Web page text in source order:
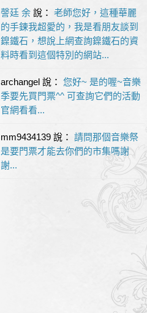
謦廷 余說： 老師您好，這種華麗
的手鍊我超愛的，我是看朋友談到
鎳鐵石，想說上網查詢鎳鐵石的資
料時看到這個特別的網站...
archangel說： 您好~ 是的喔~音樂
季要先買門票^^ 可查詢它們的活動
官網看看...
mm9434139說： 請問那個音樂祭
是要門票才能去你們的市集嗎謝
謝...